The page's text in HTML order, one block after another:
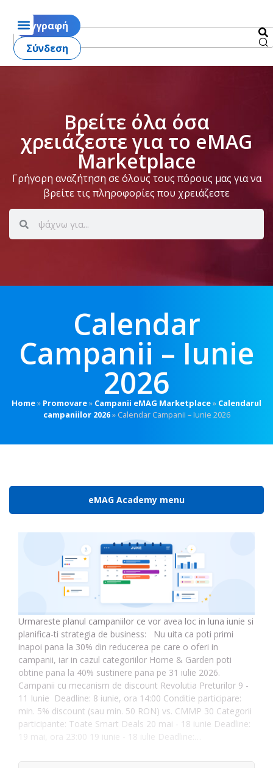
Εγγραφή
Σύνδεση
Βρείτε όλα όσα
χρειάζεστε για το eMAG
Marketplace
Γρήγορη αναζήτηση σε όλους τους πόρους μας για να
βρείτε τις πληροφορίες που χρειάζεστε
Calendar
Campanii – Iunie
2026
Home» Promovare» Campanii eMAG Marketplace» Calendarul
campaniilor 2026» Calendar Campanii – Iunie 2026
eMAG Academy menu
Urmareste planul campaniilor ce vor avea loc in luna iunie si
planifica-ti strategia de business: Nu uita ca poti primi
inapoi pana la 30% din reducerea pe care o oferi in
campanii, iar in cazul categoriilor Home & Garden poti
obtine pana la 40% sustinere pana pe 31 iulie 2026.
Campanii cu mecanism de discount Revolutia Preturilor 9 -
11 Iunie Deadline: 8 iunie, ora 14:00 Conditie participare:
min. 5% discount (sau min. 50 RON) vs. CMMP 30 Categorii
participante: Toate Smart Deals 20 mai - 18 iunie Deadline:
19 mai, ora 23:00 19 iunie - 18 iulie Deadline:…